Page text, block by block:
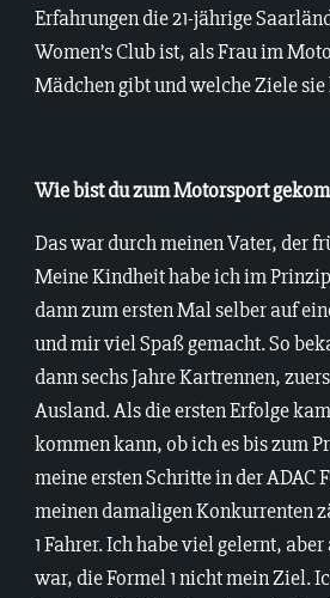
Erfahrungen die 21-jährige
Women’s Club ist, als Frau im
Mädchen gibt und welche Ziele
Wie bist du zum Motorsport
Das war durch meinen Vater, der
Meine Kindheit habe ich im
dann zum ersten Mal selber auf
und mir viel Spaß gemacht. So
dann sechs Jahre Kartrennen,
Ausland. Als die ersten Erfolge
kommen kann, ob ich es bis zum
meine ersten Schritte in der ADAC
meinen damaligen Konkurrenten
1 Fahrer. Ich habe viel gelernt,
war, die Formel 1 nicht mein Ziel.